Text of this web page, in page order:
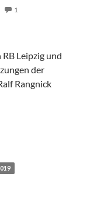
1
Leipzig und
der
Rangnick